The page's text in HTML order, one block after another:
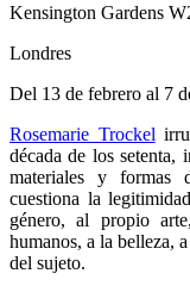
Kensington Gardens
Londres
Del 13 de febrero al 7
Rosemarie Trockel
década de los setenta,
materiales y formas
cuestiona la
género, al propio
humanos, a la belleza,
del sujeto.